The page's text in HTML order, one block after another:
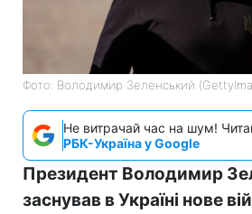
Фото: Володимир Зеленський
Не витрачай час на шум!
РБК-Україна у Google
Президент Володимир
заснував в Україні нове